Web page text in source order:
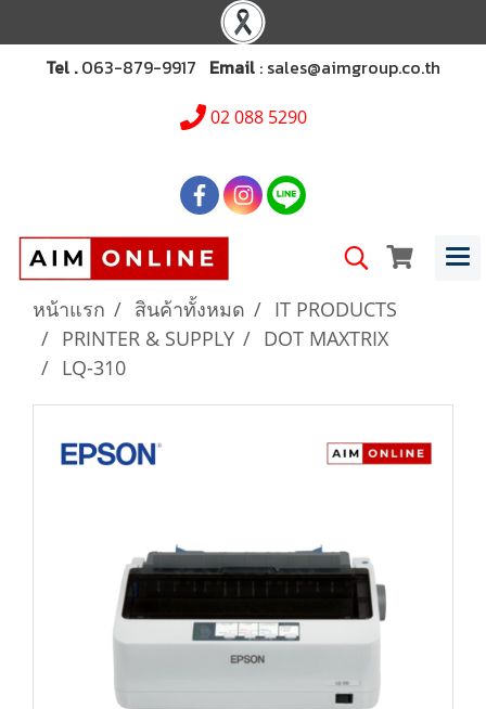
Tel .063-879-9917 Email : sales@aimgroup.co.th
02 088 5290
หน้าแรก สินค้าทั้งหมด
IT PRODUCTS
PRINTER & SUPPLY
DOT MAXTRIX
LQ-310